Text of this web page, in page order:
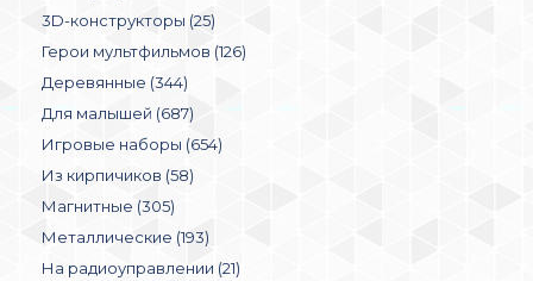
3D-конструкторы (25)
Герои мультфильмов (126)
Деревянные (344)
Для малышей (687)
Игровые наборы (654)
Из кирпичиков (58)
Магнитные (305)
Металлические (193)
На радиоуправлении (21)